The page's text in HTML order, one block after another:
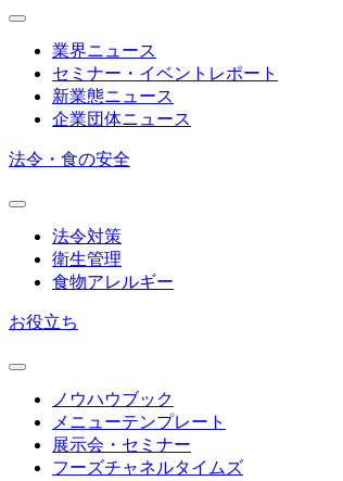
業界ニュース
セミナー・イベントレポート
新業態ニュース
企業団体ニュース
法令・食の安全
法令対策
衛生管理
食物アレルギー
お役立ち
ノウハウブック
メニューテンプレート
展示会・セミナー
フーズチャネルタイムズ